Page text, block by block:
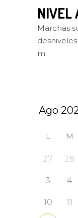
NIVEL
Marchas
m.
L M
27 28
3 4
10 11